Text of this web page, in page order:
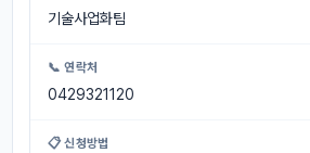
기술사업화팀
📞 연락처
0429321120
📋 신청방법